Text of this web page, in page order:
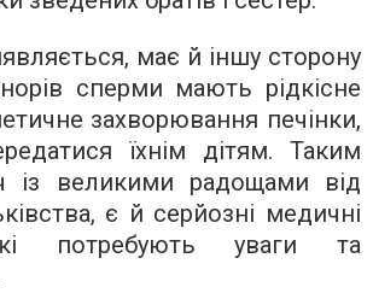
має й іншу сторону
сперми мають рідкісне
захворювання печінки,
їхнім дітям. Таким
із великими радощами від
є й серйозні медичні
потребують уваги та